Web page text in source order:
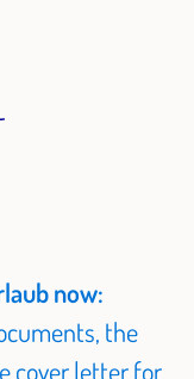
now:
the
cover letter for